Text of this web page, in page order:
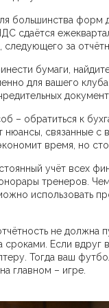
большинства форм
сдаётся
следующего за
бумаги,
для вашего
– обратиться к
нюансы, связанные
время, но
учёт всех
тренеров.
использовать
не
сроками. Если
Тогда ваш
главном – игре.